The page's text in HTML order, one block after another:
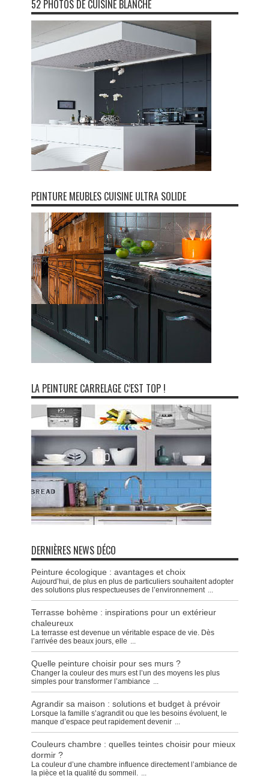
52 PHOTOS DE CUISINE BLANCHE
PEINTURE MEUBLES CUISINE ULTRA SOLIDE
LA PEINTURE CARRELAGE C’EST TOP !
DERNIÈRES NEWS DÉCO
Peinture écologique : avantages et choix
Aujourd’hui, de plus en plus de particuliers souhaitent adopter
des solutions plus respectueuses de l’environnement ...
Terrasse bohème : inspirations pour un extérieur
chaleureux
La terrasse est devenue un véritable espace de vie. Dès
l’arrivée des beaux jours, elle ...
Quelle peinture choisir pour ses murs ?
Changer la couleur des murs est l’un des moyens les plus
simples pour transformer l’ambiance ...
Agrandir sa maison : solutions et budget à prévoir
Lorsque la famille s’agrandit ou que les besoins évoluent, le
manque d’espace peut rapidement devenir ...
Couleurs chambre : quelles teintes choisir pour mieux
dormir ?
La couleur d’une chambre influence directement l’ambiance de
la pièce et la qualité du sommeil. ...